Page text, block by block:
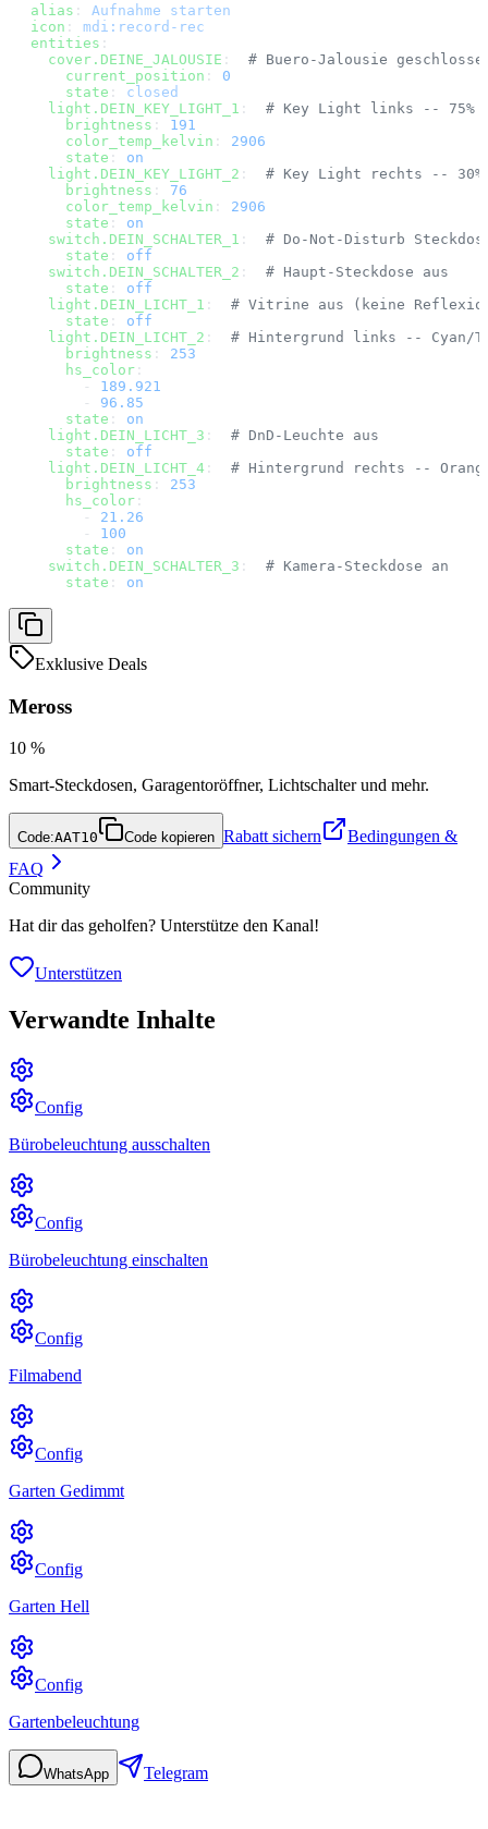
alias : Aufnahme starten
icon : mdi:record-rec
entities :
  cover.DEINE_JALOUSIE
: # Buero-Jalousie
    current_position
: 0
    state
: closed
  light.DEIN_KEY_LIGHT_1
: # Key Light links -- 75%
    brightness
: 191
    color_temp_kelvin
: 2906
    state
: on
  light.DEIN_KEY_LIGHT_2
: # Key Light rechts --
    brightness
: 76
    color_temp_kelvin
: 2906
    state
: on
  switch.DEIN_SCHALTER_1
: # Do-Not-Disturb
    state
: off
  switch.DEIN_SCHALTER_2
: # Haupt-Steckdose aus
    state
: off
  light.DEIN_LICHT_1
: # Vitrine aus (keine
    state
: off
  light.DEIN_LICHT_2
: # Hintergrund links -- Cyan/
    brightness
: 253
    hs_color
:
      -
189.921
      -
96.85
    state
: on
  light.DEIN_LICHT_3
: # DnD-Leuchte aus
    state
: off
  light.DEIN_LICHT_4
: # Hintergrund rechts --
    brightness
: 253
    hs_color
:
      -
21.26
      -
100
    state
: on
  switch.DEIN_SCHALTER_3
: # Kamera-Steckdose an
    state
: on
Exklusive Deals
Meross
10 %
Smart-Steckdosen, Garagentoröffner, Lichtschalter und mehr.
Code:AAT10 Code kopieren Rabatt sichern
Bedingungen &
FAQ
Community
Hat dir das geholfen? Unterstütze den Kanal!
Unterstützen
Verwandte Inhalte
Config
Bürobeleuchtung ausschalten
Config
Bürobeleuchtung einschalten
Config
Filmabend
Config
Garten Gedimmt
Config
Garten Hell
Config
Gartenbeleuchtung
WhatsApp Telegram